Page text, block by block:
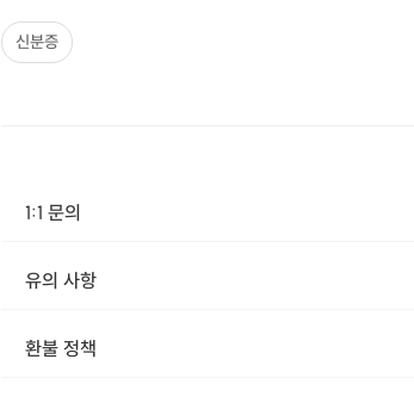
- 신분증 (성인 인증용
- 참여권 구매 후 상세 이용 방법은 문자로 안내 예정 (문자 확인 필수!!)
- 더욱 더 유익한 시간을 위하여, 성비 및 인원 조정 가능
신분증
1:1 문의
유의 사항
환불 정책